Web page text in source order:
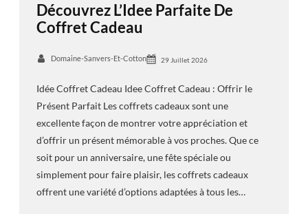
Découvrez L’Idee Parfaite De
Coffret Cadeau
Domaine-Sanvers-Et-Cotton 29 Juillet 2026
Idée Coffret Cadeau Idee Coffret Cadeau : Offrir le
Présent Parfait Les coffrets cadeaux sont une
excellente façon de montrer votre appréciation et
d’offrir un présent mémorable à vos proches. Que ce
soit pour un anniversaire, une fête spéciale ou
simplement pour faire plaisir, les coffrets cadeaux
offrent une variété d’options adaptées à tous les…